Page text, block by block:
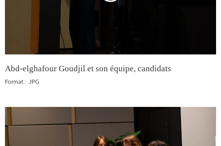
Abd-elghafour Goudjil et son équipe, candidats
Format : .JPG